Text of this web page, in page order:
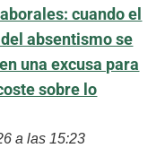
cuando el
absentismo se
una excusa para
sobre lo
a las 15:23